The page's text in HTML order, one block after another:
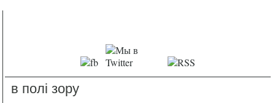
в полі зору